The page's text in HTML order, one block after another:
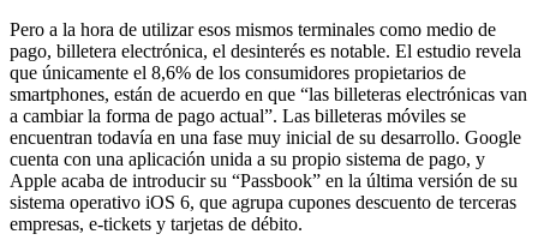
Pero a la hora de utilizar esos mismos terminales como medio de
pago, billetera electrónica, el desinterés es notable. El estudio revela
que únicamente el 8,6% de los consumidores propietarios de
smartphones, están de acuerdo en que “las billeteras electrónicas van
a cambiar la forma de pago actual”. Las billeteras móviles se
encuentran todavía en una fase muy inicial de su desarrollo. Google
cuenta con una aplicación unida a su propio sistema de pago, y
Apple acaba de introducir su “Passbook” en la última versión de su
sistema operativo iOS 6, que agrupa cupones descuento de terceras
empresas, e-tickets y tarjetas de débito.